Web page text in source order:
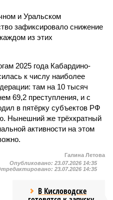
и Уральском
зафиксировало снижение
из этих
2025 года Кабардино-
к числу наиболее
там на 10 тысяч
69,2 преступления, и с
в пятёрку субъектов РФ
Нынешний же трёхкратный
активности на этом
Галина Летова
Опубликовано: 23.07.2026 14:35
23.07.2026 14:35
В Кисловодске